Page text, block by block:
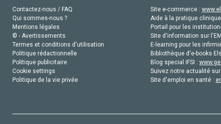
Contactez-nous / FAQ
Qui sommes-nous ?
Mentions légales
© - Avertissements
Termes et conditions d'utilisation
Politique rédactionnelle
Politique publicitaire
Cookie settings
Politique de la vie privée
Site e-commerce :
Aide à la pratique
Portail pour les
Site d'information sur
E-learning pour les
Bibliothèque d'e-books
Blog special IFSI :
Suivez notre actualité
Site d'emploi en santé :